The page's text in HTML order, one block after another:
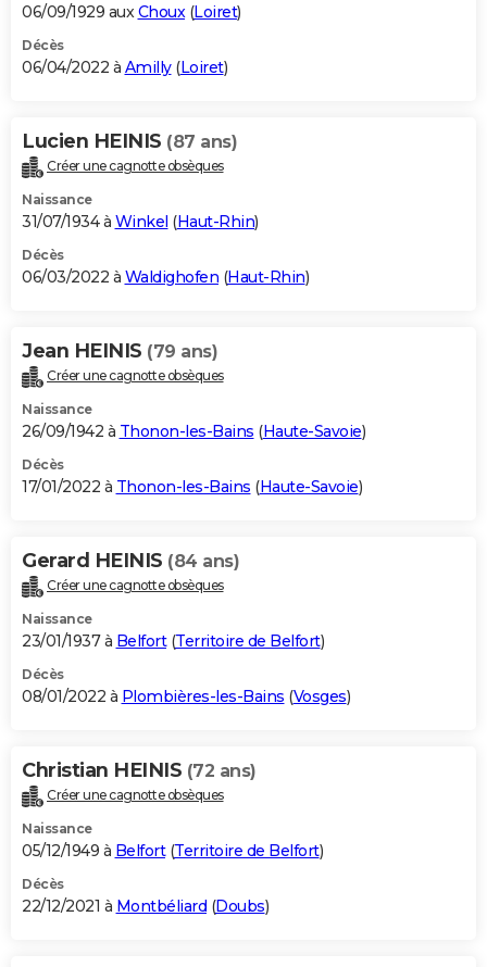
06/09/1929 auxChoux(Loiret)
Décès
06/04/2022 à Amilly(Loiret)
Lucien HEINIS (87 ans)
Créer une cagnotte obsèques
Naissance
31/07/1934 à Winkel (Haut-Rhin)
Décès
06/03/2022 à Waldighofen (Haut-Rhin)
Jean HEINIS (79 ans)
Créer une cagnotte obsèques
Naissance
26/09/1942 à Thonon-les-Bains (Haute-Savoie)
Décès
17/01/2022 à Thonon-les-Bains (Haute-Savoie)
Gerard HEINIS (84 ans)
Créer une cagnotte obsèques
Naissance
23/01/1937 à Belfort(Territoire de Belfort)
Décès
08/01/2022 à Plombières-les-Bains (Vosges)
Christian HEINIS (72 ans)
Créer une cagnotte obsèques
Naissance
05/12/1949 à Belfort(Territoire de Belfort)
Décès
22/12/2021 à Montbéliard (Doubs)